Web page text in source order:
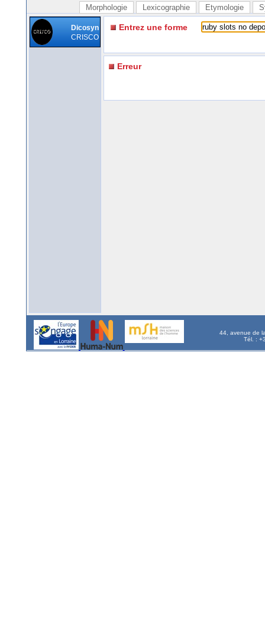
Morphologie Lexicographie Etymologie
Dicosyn
CRISCO
Entrez une forme
Erreur
44, avenue de
Tél. :